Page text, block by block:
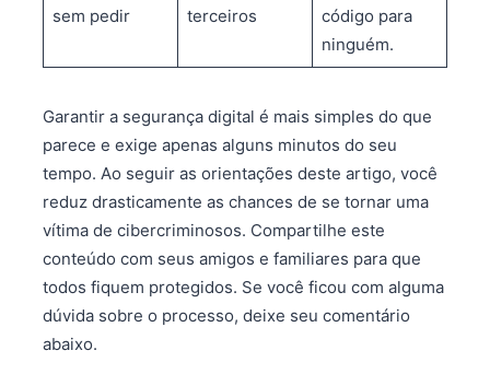
sem pedir
terceiros
código para
ninguém.
Garantir a segurança digital é mais simples do que
parece e exige apenas alguns minutos do seu
tempo. Ao seguir as orientações deste artigo, você
reduz drasticamente as chances de se tornar uma
vítima de cibercriminosos. Compartilhe este
conteúdo com seus amigos e familiares para que
todos fiquem protegidos. Se você ficou com alguma
dúvida sobre o processo, deixe seu comentário
abaixo.